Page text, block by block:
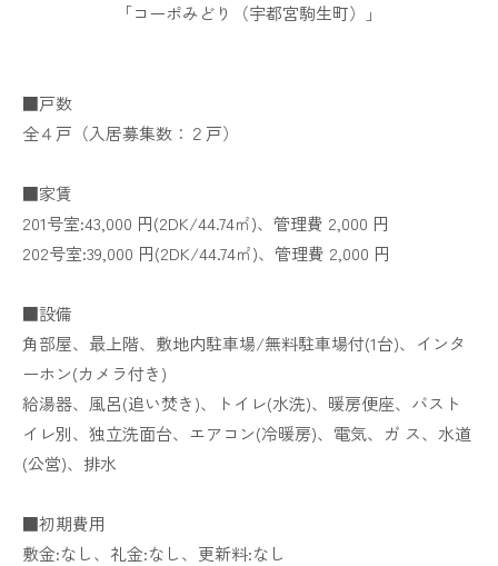
「コーポみどり（宇都宮駒生町）」
■戸数
全４戸（入居募集数：２戸）
■家賃
201号室:43,000 円(2DK/44.74㎡)、管理費 2,000 円
202号室:39,000 円(2DK/44.74㎡)、管理費 2,000 円
■設備
角部屋、最上階、敷地内駐車場/無料駐車場付(1台)、インタ
ーホン(カメラ付き)
給湯器、風呂(追い焚き)、トイレ(水洗)、暖房便座、バスト
イレ別、独立洗面台、エアコン(冷暖房)、電気、ガ ス、水道
(公営)、排水
■初期費用
敷金:なし、礼金:なし、更新料:なし